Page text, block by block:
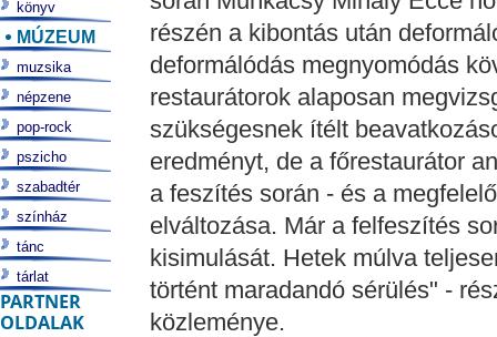
részén a kibontás után
deformálódás megnyomódás
restaurátorok alaposan
szükségesnek ítélt
eredményt, de a főrestaurátor
a feszítés során - és a
elváltozása. Már a felfeszítés
kisimulását. Hetek múlva
történt maradandó sérülés" -
közleménye.
könyv
MÚZEUM
muzsika
népzene
pop-rock
pszicho
szabadtér
színház
tánc
tárlat
PARTNER
OLDALAK